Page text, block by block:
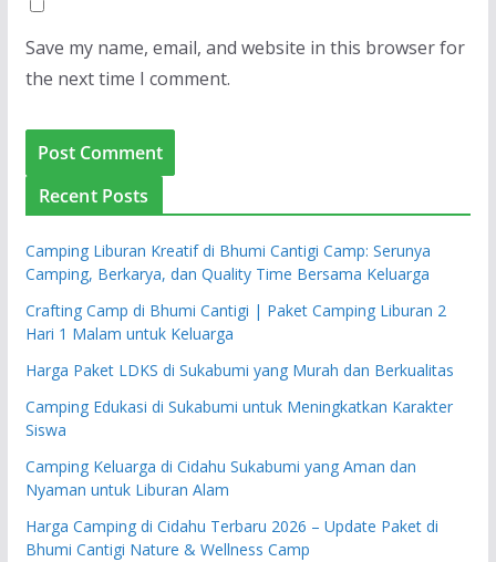
Save my name, email, and website in this browser for
the next time I comment.
Recent Posts
Camping Liburan Kreatif di Bhumi Cantigi Camp: Serunya
Camping, Berkarya, dan Quality Time Bersama Keluarga
Crafting Camp di Bhumi Cantigi | Paket Camping Liburan 2
Hari 1 Malam untuk Keluarga
Harga Paket LDKS di Sukabumi yang Murah dan Berkualitas
Camping Edukasi di Sukabumi untuk Meningkatkan Karakter
Siswa
Camping Keluarga di Cidahu Sukabumi yang Aman dan
Nyaman untuk Liburan Alam
Harga Camping di Cidahu Terbaru 2026 – Update Paket di
Bhumi Cantigi Nature & Wellness Camp